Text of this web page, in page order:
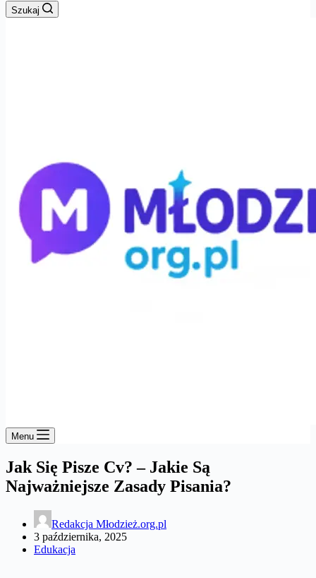
Szukaj
Menu
Jak Się Pisze Cv? – Jakie Są
Najważniejsze Zasady Pisania?
Redakcja Młodzież.org.pl
3 października, 2025
Edukacja